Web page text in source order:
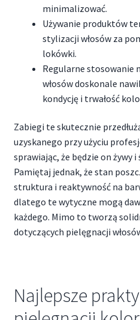
minimalizować.
Używanie produktów
stylizacji włosów za
lokówki.
Regularne stosowanie
włosów doskonale
kondycję i trwałość
Zabiegi te skutecznie
uzyskanego przy użyciu
sprawiając, że będzie on żywy
Pamiętaj jednak, że stan
struktura i reaktywność na
dlatego te wytyczne mogą
każdego. Mimo to tworzą
dotyczących pielęgnacji
Najlepsze